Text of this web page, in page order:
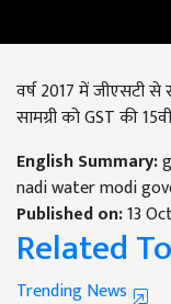
वर्ष 2017 में जीएसटी
सामग्री को GST की
English Summary:
nadi water modi
Published on:13
Related
Trending News